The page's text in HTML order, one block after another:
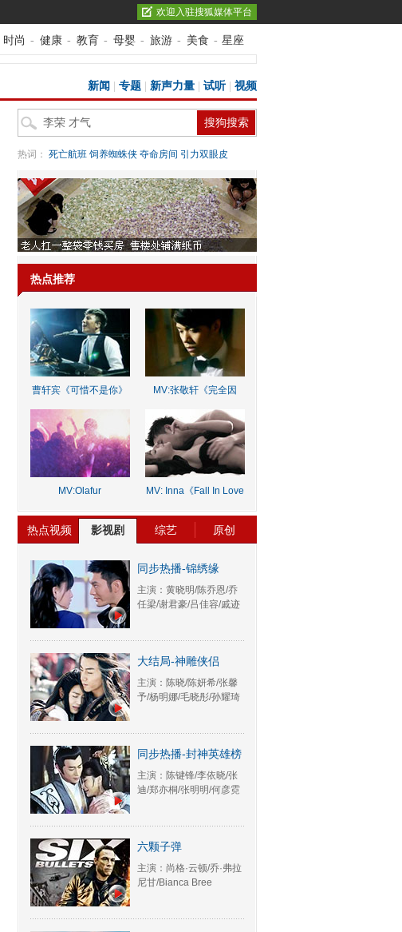
欢迎入驻搜狐媒体平台
时尚 - 健康 - 教育 - 母婴 - 旅游 - 美食 - 星座
新闻 专题 新声力量 试听| 视频
热词： 死亡航班 饲养蜘蛛侠 夺命房间 引力双眼皮
热点推荐
曹轩宾《可惜不是你》
MV:张敬轩《完全因
MV:Olafur
MV: Inna《Fall In Love
热点视频 影视剧 综艺 原创
同步热播-锦绣缘
主演：黄晓明/陈乔恩/乔
任梁/谢君豪/吕佳容/戚迹
大结局-神雕侠侣
主演：陈晓/陈妍希/张馨
予/杨明娜/毛晓彤/孙耀琦
同步热播-封神英雄榜
主演：陈键锋/李依晓/张
迪/郑亦桐/张明明/何彦霓
六颗子弹
主演：尚格·云顿/乔·弗拉
尼甘/Bianca Bree